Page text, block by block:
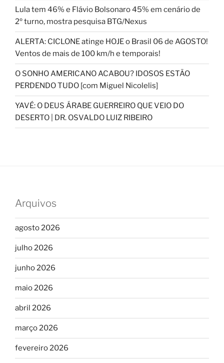
Lula tem 46% e Flávio Bolsonaro 45% em cenário de
2º turno, mostra pesquisa BTG/Nexus
ALERTA: CICLONE atinge HOJE o Brasil 06 de AGOSTO!
Ventos de mais de 100 km/h e temporais!
O SONHO AMERICANO ACABOU? IDOSOS ESTÃO
PERDENDO TUDO [com Miguel Nicolelis]
YAVÉ: O DEUS ÁRABE GUERREIRO QUE VEIO DO
DESERTO | DR. OSVALDO LUIZ RIBEIRO
Arquivos
agosto 2026
julho 2026
junho 2026
maio 2026
abril 2026
março 2026
fevereiro 2026